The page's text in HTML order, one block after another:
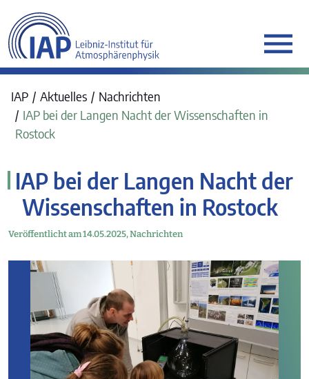
IAP Aktuelles
Nachrichten
IAP bei der Langen Nacht der Wissenschaften in
Rostock
IAP bei der Langen Nacht der
Wissenschaften in Rostock
Veröffentlicht am 14.05.2025,Nachrichten